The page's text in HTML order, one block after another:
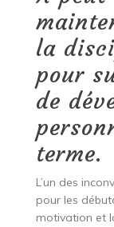
la
pour
de
terme.
L’un des
pour les
motivation et